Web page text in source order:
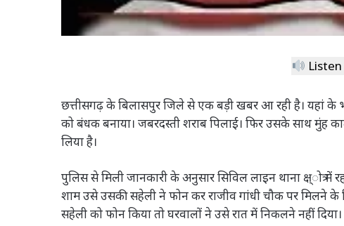
छत्तीसगढ़ के बिलासपुर जिले से एक बड़ी खबर आ रही है। यहां के
को बंधक बनाया। जबरदस्ती शराब पिलाई। फिर उसके साथ मुंह
लिया है।
पुलिस से मिली जानकारी के अनुसार सिविल लाइन थाना क्ष्ोत्र में
शाम उसे उसकी सहेली ने फोन कर राजीव गांधी चौक पर मिलने
सहेली को फोन किया तो घरवालों ने उसे रात में निकलने नहीं दिया।